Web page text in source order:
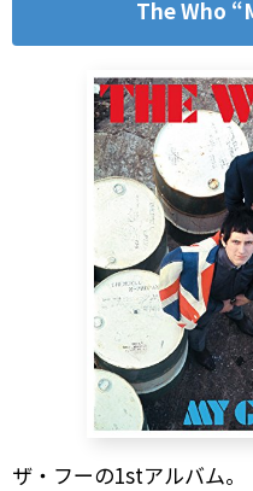
The Who
ザ・フーの1stアルバム。